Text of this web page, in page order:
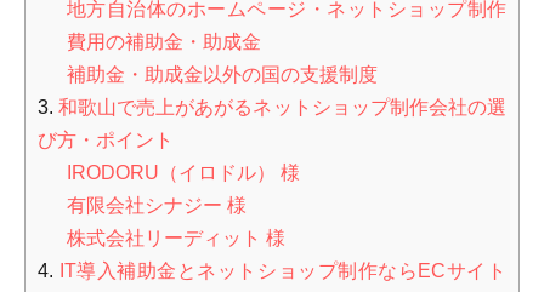
地方自治体のホームページ・ネットショップ制作
費用の補助金・助成金
補助金・助成金以外の国の支援制度
3.和歌山で売上があがるネットショップ制作会社の選
び方・ポイント
IRODORU（イロドル） 様
有限会社シナジー 様
株式会社リーディット 様
4. IT導入補助金とネットショップ制作ならECサイト